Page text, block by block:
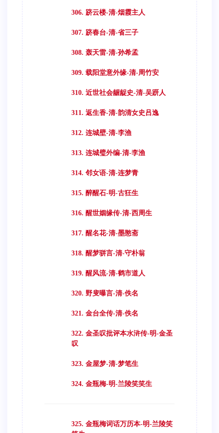
306. 跻云楼-清-烟霞主人
307. 跻春台-清-省三子
308. 轰天雷-清-孙希孟
309. 载阳堂意外缘-清-周竹安
310. 近世社会龌龊史-清-吴趼人
311. 返生香-清-韵清女史吕逸
312. 连城壁-清-李渔
313. 连城璧外编-清-李渔
314. 邻女语-清-连梦青
315. 醉醒石-明-古狂生
316. 醒世姻缘传-清-西周生
317. 醒名花-清-墨憨斋
318. 醒梦骈言-清-守朴翁
319. 醒风流-清-鹤市道人
320. 野叟曝言-清-佚名
321. 金台全传-清-佚名
322. 金圣叹批评本水浒传-明-金圣
叹
323. 金屋梦-清-梦笔生
324. 金瓶梅-明-兰陵笑笑生
325. 金瓶梅词话万历本-明-兰陵笑